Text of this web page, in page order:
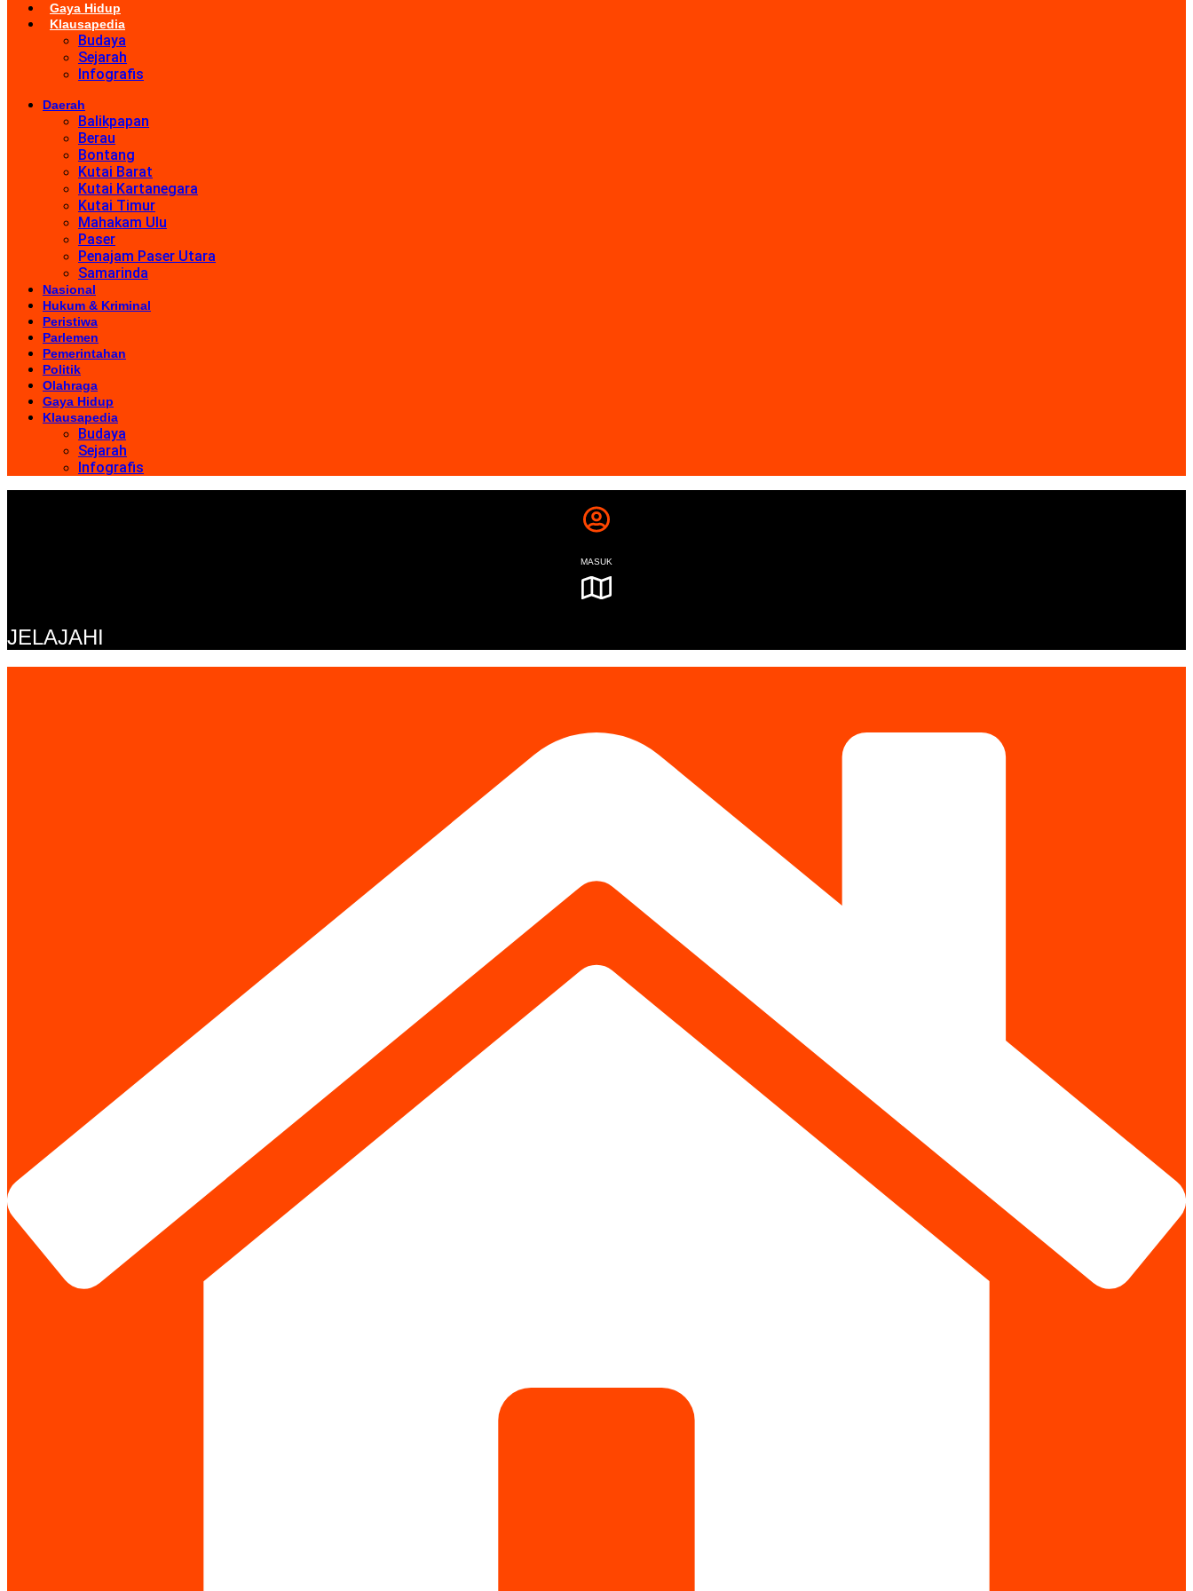
Gaya Hidup
Klausapedia
Budaya
Sejarah
Infografis
Daerah
Balikpapan
Berau
Bontang
Kutai Barat
Kutai Kartanegara
Kutai Timur
Mahakam Ulu
Paser
Penajam Paser Utara
Samarinda
Nasional
Hukum & Kriminal
Peristiwa
Parlemen
Pemerintahan
Politik
Olahraga
Gaya Hidup
Klausapedia
Budaya
Sejarah
Infografis
MASUK
JELAJAHI